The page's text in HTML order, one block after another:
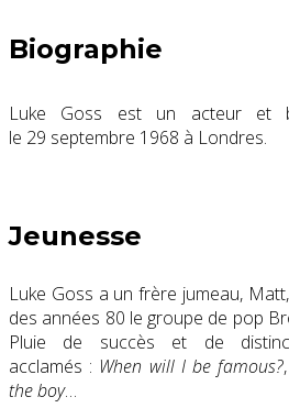
Biographie
Luke Goss est un acteur et
le 29 septembre 1968 à Londres.
Jeunesse
Luke Goss a un frère jumeau,
des années 80 le groupe de pop
Pluie de succès et de
acclamés : When will I be famous?
the boy…